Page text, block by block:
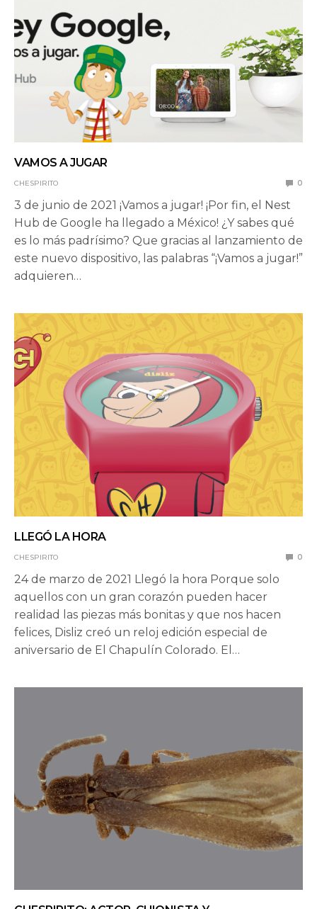
VAMOS A JUGAR
CHESPIRITO 0
3 de junio de 2021 ¡Vamos a jugar! ¡Por fin, el Nest
Hub de Google ha llegado a México! ¿Y sabes qué
es lo más padrísimo? Que gracias al lanzamiento de
este nuevo dispositivo, las palabras “¡Vamos a jugar!”
adquieren…
LLEGÓ LA HORA
CHESPIRITO 0
24 de marzo de 2021 Llegó la hora Porque solo
aquellos con un gran corazón pueden hacer
realidad las piezas más bonitas y que nos hacen
felices, Disliz creó un reloj edición especial de
aniversario de El Chapulín Colorado. El…